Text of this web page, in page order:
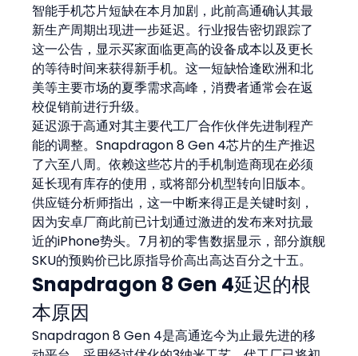
智能手机芯片短缺在本月加剧，此前高通确认其最
新生产周期出现进一步延迟。行业报告密切跟踪了
这一公告，显示买家面临更高的设备成本以及更长
的等待时间来获得新手机。这一短缺恰逢欧洲和北
美等主要市场的夏季需求高峰，消费者通常会在返
校促销前进行升级。
延迟源于高通对其主要代工厂合作伙伴先进制程产
能的调整。Snapdragon 8 Gen 4芯片的生产推迟
了六至八周。依赖这些芯片的手机制造商现在必须
延长现有库存的使用，或将部分机型转向旧版本。
供应链分析师指出，这一中断来得正是关键时刻，
因为安卓厂商此前已计划通过激进的发布来对抗最
近的iPhone势头。7月初的零售数据显示，部分旗舰
SKU的预购价已比原指导价高出高达百分之十五。
Snapdragon 8 Gen 4延迟的根
本原因
Snapdragon 8 Gen 4是高通迄今为止最先进的移